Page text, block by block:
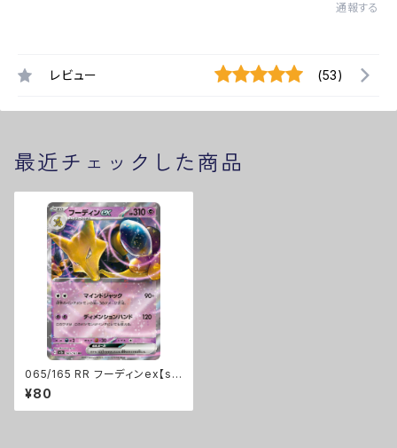
通報する
レビュー (53)
最近チェックした商品
065/165 RR フーディンex【sv
2a】Gレギュ
¥80